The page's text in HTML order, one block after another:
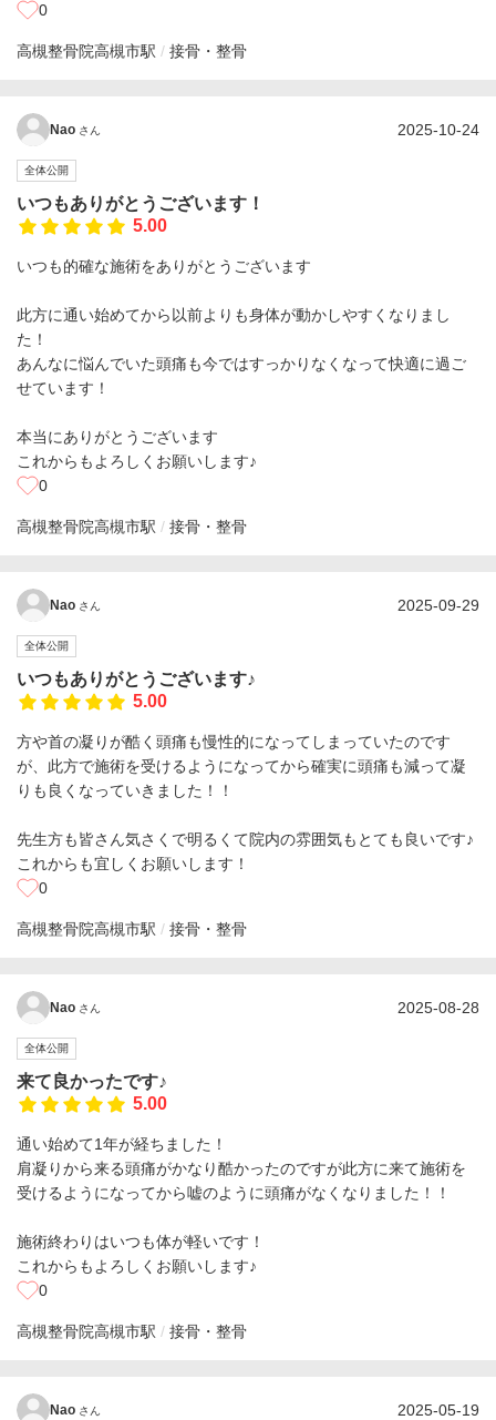
0
高槻整骨院高槻市駅 接骨・整骨
Nao さん 2025-10-24
全体公開
いつもありがとうございます！
5.00
いつも的確な施術をありがとうございます
此方に通い始めてから以前よりも身体が動かしやすくなりまし
た！
あんなに悩んでいた頭痛も今ではすっかりなくなって快適に過ご
せています！
本当にありがとうございます
これからもよろしくお願いします♪
0
高槻整骨院高槻市駅 接骨・整骨
Nao さん 2025-09-29
全体公開
いつもありがとうございます♪
5.00
方や首の凝りが酷く頭痛も慢性的になってしまっていたのです
が、此方で施術を受けるようになってから確実に頭痛も減って凝
りも良くなっていきました！！
先生方も皆さん気さくで明るくて院内の雰囲気もとても良いです♪
これからも宜しくお願いします！
0
高槻整骨院高槻市駅 接骨・整骨
Nao さん 2025-08-28
全体公開
来て良かったです♪
5.00
通い始めて1年が経ちました！
肩凝りから来る頭痛がかなり酷かったのですが此方に来て施術を
受けるようになってから嘘のように頭痛がなくなりました！！
施術終わりはいつも体が軽いです！
これからもよろしくお願いします♪
0
高槻整骨院高槻市駅 接骨・整骨
Nao さん 2025-05-19